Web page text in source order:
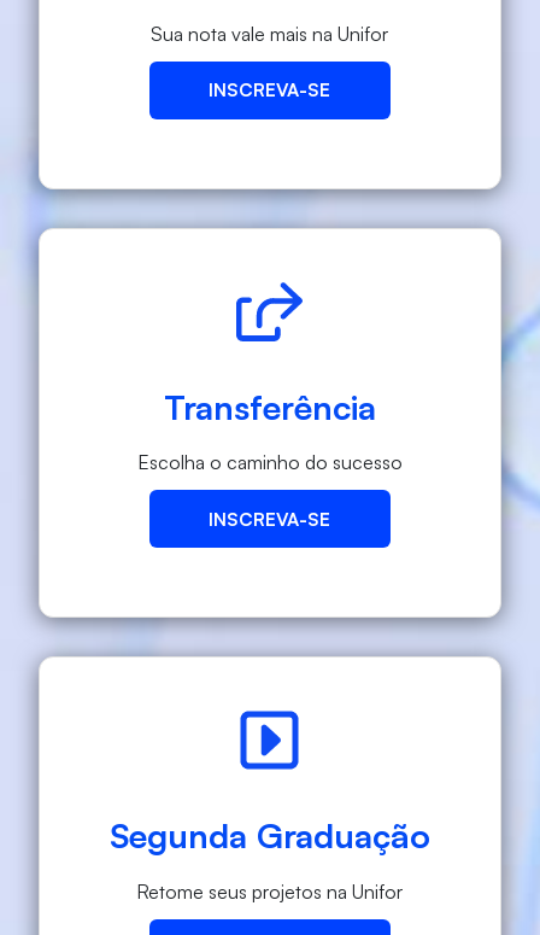
Sua nota vale mais na Unifor
INSCREVA-SE
Transferência
Escolha o caminho do sucesso
INSCREVA-SE
Segunda Graduação
Retome seus projetos na Unifor